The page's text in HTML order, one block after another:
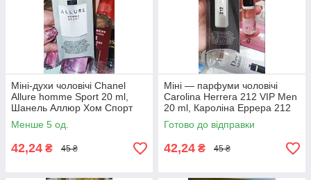
Міні-духи чоловічі Chanel
Allure homme Sport 20 ml,
Шанель Аллюр Хом Спорт
Менше 5 од.
42,24 ₴ 45 ₴
Міні — парфуми чоловічі
Carolina Herrera 212 VIP Men
20 ml, Кароліна Еррера 212
Віп Мен
Готово до відправки
42,24 ₴ 45 ₴